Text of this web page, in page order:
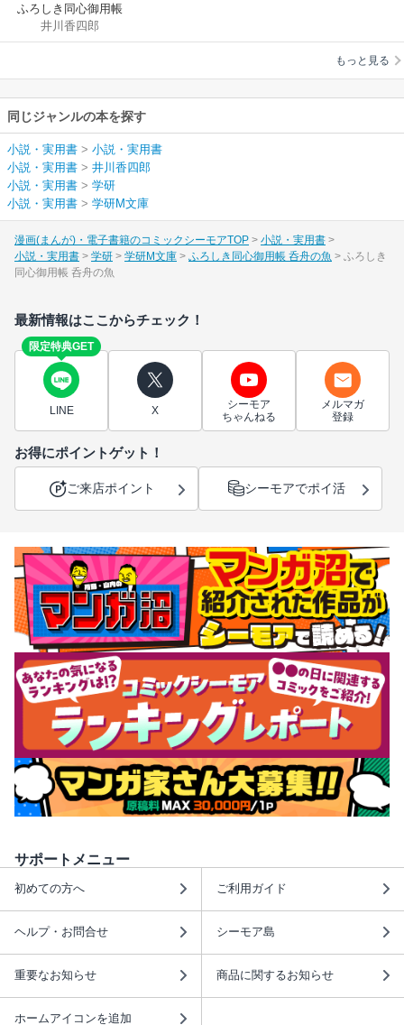
ふろしき同心御用帳
呑舟の魚
井川香四郎
もっと見る
同じジャンルの本を探す
小説・実用書 > 小説・実用書
小説・実用書 > 井川香四郎
小説・実用書 > 学研
小説・実用書 > 学研M文庫
漫画(まんが)・電子書籍のコミックシーモアTOP
小説・実用書
小説・実用書
学研 学研M文庫 ふろしき同心御用帳 呑舟の魚
ふろしき
同心御用帳 呑舟の魚
最新情報はここからチェック！
限定特典GET
LINE X
シーモア
ちゃんねる
メルマガ
登録
お得にポイントゲット！
ご来店ポイント シーモアでポイ活
サポートメニュー
初めての方へ ご利用ガイド
ヘルプ・お問合せ シーモア島
重要なお知らせ 商品に関するお知らせ
ホームアイコンを追加